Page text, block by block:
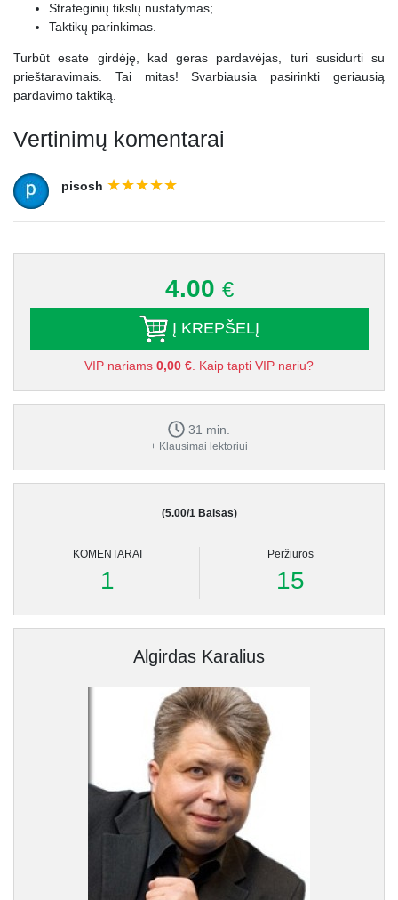
Strateginių tikslų nustatymas;
Taktikų parinkimas.
Turbūt esate girdėję, kad geras pardavėjas, turi susidurti su
prieštaravimais. Tai mitas! Svarbiausia pasirinkti geriausią
pardavimo taktiką.
Vertinimų komentarai
pisosh
4.00 €
Į KREPŠELĮ
VIP nariams 0,00 € . Kaip tapti VIP nariu?
31 min.
+ Klausimai lektoriui
(5.00/1 Balsas)
KOMENTARAI
1
Peržiūros
15
Algirdas Karalius